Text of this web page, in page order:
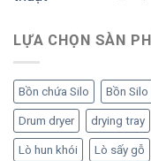
hạng
5.00
LỰA CHỌN SÀN
Bồn chứa Silo Bồn Silo
Drum dryer drying tray
Lò hun khói Lò sấy gỗ